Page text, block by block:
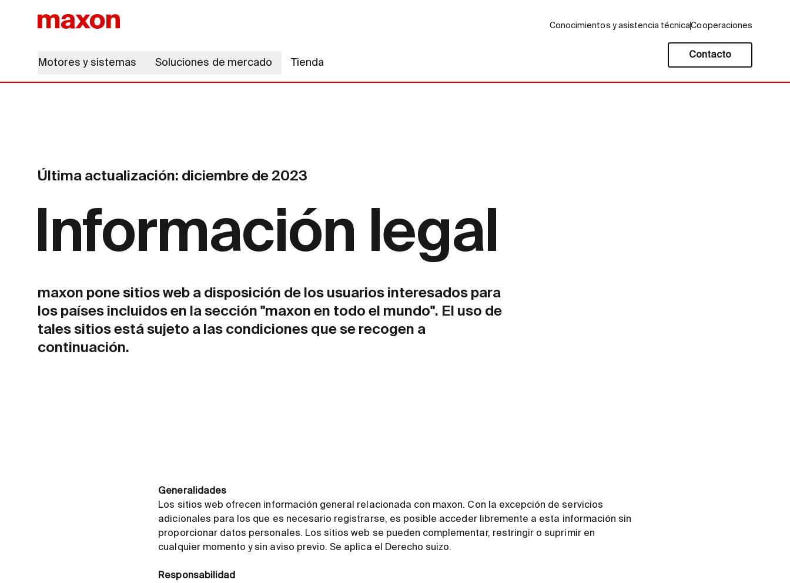
Conocimientos y asistencia técnicaCooperaciones
Motores y sistemas Soluciones de mercado Tienda
Contacto
Última actualización: diciembre de 2023
Información legal
maxon pone sitios web a disposición de los usuarios interesados para
los países incluidos en la sección "maxon en todo el mundo". El uso de
tales sitios está sujeto a las condiciones que se recogen a
continuación.
Generalidades
Los sitios web ofrecen información general relacionada con maxon. Con la excepción de servicios
adicionales para los que es necesario registrarse, es posible acceder libremente a esta información sin
proporcionar datos personales. Los sitios web se pueden complementar, restringir o suprimir en
cualquier momento y sin aviso previo. Se aplica el Derecho suizo.
Responsabilidad